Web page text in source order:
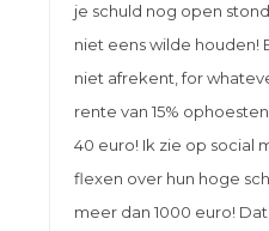
je schuld nog open
niet eens wilde houden!
niet afrekent, for
rente van 15%
40 euro! Ik zie op social
flexen over hun hoge
meer dan 1000 euro!